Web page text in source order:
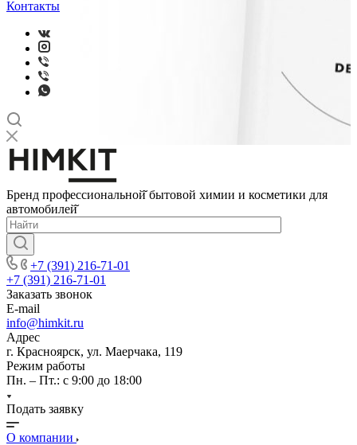
Контакты
Бренд профессиональной̆ бытовой химии и косметики для
автомобилей̆
+7 (391) 216-71-01
+7 (391) 216-71-01
Заказать звонок
E-mail
info@himkit.ru
Адрес
г. Красноярск, ул. Маерчака, 119
Режим работы
Пн. – Пт.: с 9:00 до 18:00
Подать заявку
О компании